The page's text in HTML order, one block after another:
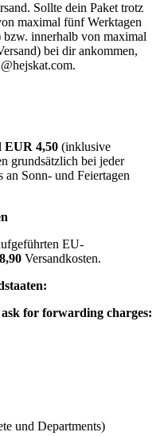
Sollte dein Paket trotz
maximal fünf Werktagen
innerhalb von maximal
bei dir ankommen,
.
EUR 4,50 (inklusive
grundsätzlich bei jeder
an Sonn- und Feiertagen
EU-
Versandkosten.
for forwarding charges:
und Departments)